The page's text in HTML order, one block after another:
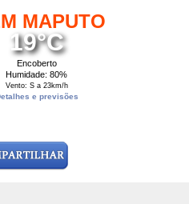
MAPUTO
19°C
Encoberto
Humidade: 80%
Vento: S a 23km/h
e previsões